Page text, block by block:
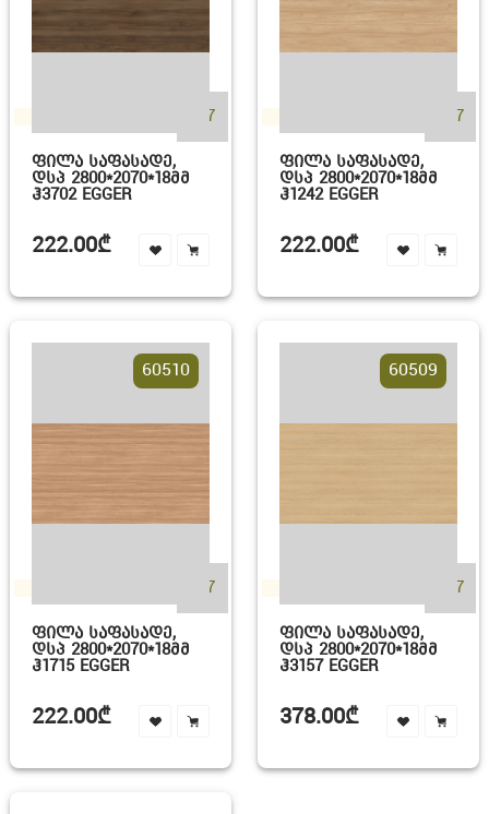
+17
ᲤᲘᲚᲐ ᲡᲐᲤᲐᲡᲐᲓᲔ,
ᲓᲡᲞ 2800*2070*18ᲛᲛ
Ჰ3702 EGGER
222.00₾
+17
ᲤᲘᲚᲐ ᲡᲐᲤᲐᲡᲐᲓᲔ,
ᲓᲡᲞ 2800*2070*18ᲛᲛ
Ჰ1242 EGGER
222.00₾
60510
+17
ᲤᲘᲚᲐ ᲡᲐᲤᲐᲡᲐᲓᲔ,
ᲓᲡᲞ 2800*2070*18ᲛᲛ
Ჰ1715 EGGER
222.00₾
60509
+17
ᲤᲘᲚᲐ ᲡᲐᲤᲐᲡᲐᲓᲔ,
ᲓᲡᲞ 2800*2070*18ᲛᲛ
Ჰ3157 EGGER
378.00₾